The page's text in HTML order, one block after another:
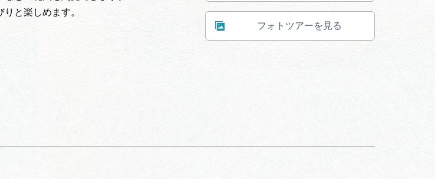
お問い合わせ
と楽しめます。
フォトツアーを見る